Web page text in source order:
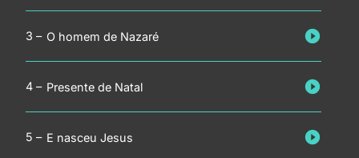
O homem de Nazaré
Presente de Natal
E nasceu Jesus